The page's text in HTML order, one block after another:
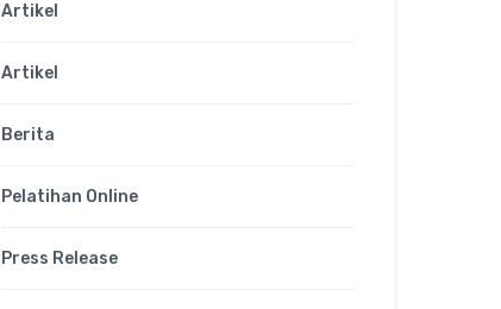
Artikel
Artikel
Berita
Pelatihan Online
Press Release